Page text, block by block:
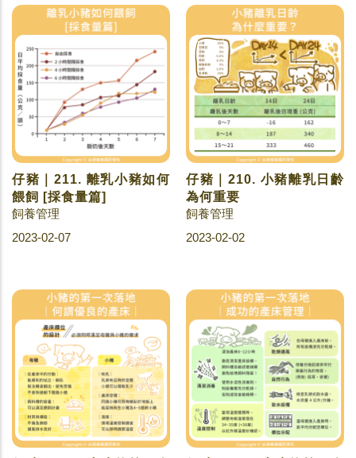
仔豬｜211. 離乳小豬如何
餵飼 [採食量篇]
飼養管理
2023-02-07
仔豬｜210. 小豬離乳日齡
為何重要
飼養管理
2023-02-02